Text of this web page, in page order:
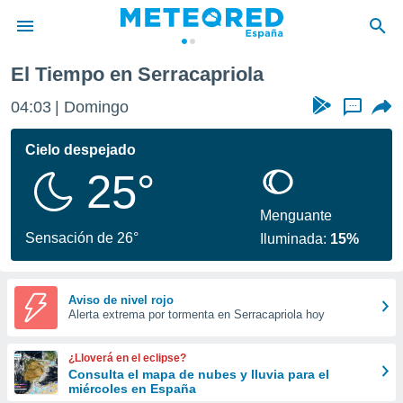
de
por
se
calidad.
a este
las
y
forma
digital
basada
El Tiempo en Serracapriola
04:03 Domingo ...
Cielo despejado
25°
Sensación de 26°
Menguante
Iluminada: 15%
Aviso de nivel rojo
Alerta extrema por tormenta en Serracapriola hoy
¿Lloverá en el eclipse?
Consulta el mapa de nubes y lluvia para el
miércoles en España